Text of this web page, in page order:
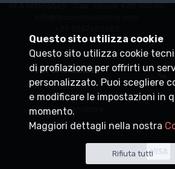
REA MI1356865 - Cap. sociale €30.000,00
Informazioni
Spedizioni
Punti vendita
Diventa rivenditore
Questo sito utilizza cookie
Questo sito utilizza cookie
di profilazione per offrirti un
personalizzato. Puoi scegliere
e modificare le impostazioni in
momento.
Maggiori dettagli nella nostra
Rifiuta tutti